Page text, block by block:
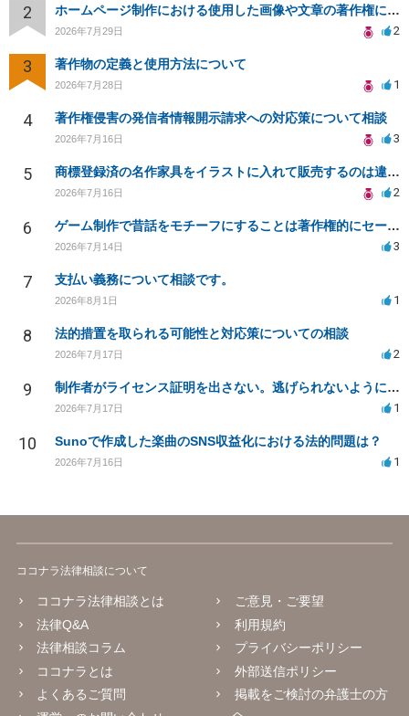
2 ホームページ制作における使用した画像や文章の著作権について
2026年7月29日 2
3 著作物の定義と使用方法について
2026年7月28日 1
4 著作権侵害の発信者情報開示請求への対応策について相談
2026年7月16日 3
5 商標登録済の名作家具をイラストに入れて販売するのは違法でしょうか
2026年7月16日 2
6 ゲーム制作で昔話をモチーフにすることは著作権的にセーフかどうか
2026年7月14日 3
7 支払い義務について相談です。
2026年8月1日 1
8 法的措置を取られる可能性と対応策についての相談
2026年7月17日 2
9 制作者がライセンス証明を出さない。逃げられないように、今すぐ法的に何をすべきか
2026年7月17日 1
10 Sunoで作成した楽曲のSNS収益化における法的問題は？
2026年7月16日 1
ココナラ法律相談について
ココナラ法律相談とは
法律Q&A
法律相談コラム
ココナラとは
よくあるご質問
ご意見・ご要望
利用規約
プライバシーポリシー
外部送信ポリシー
掲載をご検討の弁護士の方